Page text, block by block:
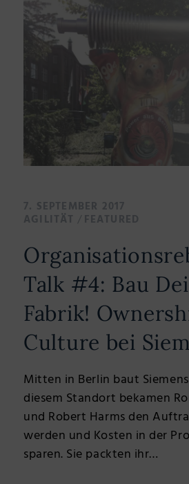
7. SEPTEMBER 2017
AGILITÄT / FEATURED
Talk #4: Bau
Fabrik!
Culture bei
Mitten in Berlin baut
diesem Standort bekamen
und Robert Harms den
werden und Kosten in der
sparen. Sie packten ihr…